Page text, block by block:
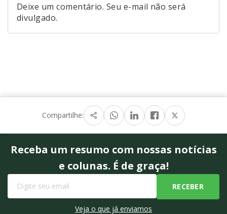
Deixe um comentário. Seu e-mail não será
divulgado.
Compartilhe:
Receba um resumo com nossas notícias
e colunas. É de graça!
Veja o que já enviamos